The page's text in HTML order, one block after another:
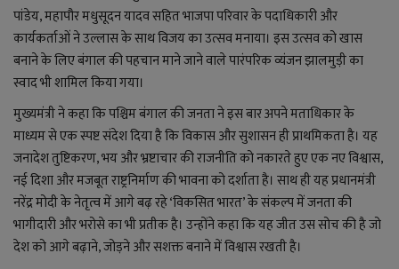
पांडेय, महापौर मधुसूदन यादव सहित भाजपा परिवार के पदाधिकारी और
कार्यकर्ताओं ने उल्लास के साथ विजय का उत्सव मनाया। इस उत्सव को खास
बनाने के लिए बंगाल की पहचान माने जाने वाले पारंपरिक व्यंजन झालमुड़ी का
स्वाद भी शामिल किया गया।
मुख्यमंत्री ने कहा कि पश्चिम बंगाल की जनता ने इस बार अपने मताधिकार के
माध्यम से एक स्पष्ट संदेश दिया है कि विकास और सुशासन ही प्राथमिकता है। यह
जनादेश तुष्टिकरण, भय और भ्रष्टाचार की राजनीति को नकारते हुए एक नए विश्वास,
नई दिशा और मजबूत राष्ट्रनिर्माण की भावना को दर्शाता है। साथ ही यह प्रधानमंत्री
नरेंद्र मोदी के नेतृत्व में आगे बढ़ रहे ‘विकसित भारत’ के संकल्प में जनता की
भागीदारी और भरोसे का भी प्रतीक है। उन्होंने कहा कि यह जीत उस सोच की है जो
देश को आगे बढ़ाने, जोड़ने और सशक्त बनाने में विश्वास रखती है।